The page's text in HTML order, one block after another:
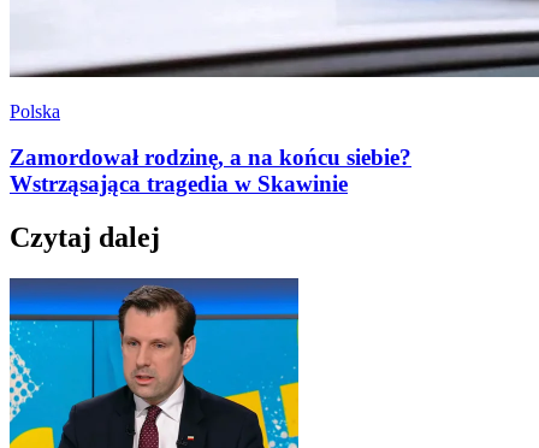
Polska
Zamordował rodzinę, a na końcu siebie?
Wstrząsająca tragedia w Skawinie
Czytaj dalej